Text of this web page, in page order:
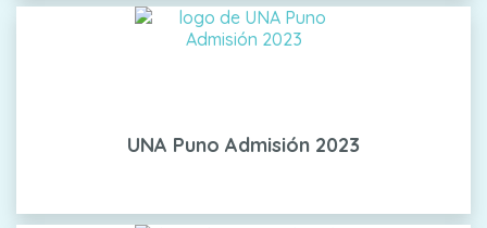
UNA Puno Admisión 2023